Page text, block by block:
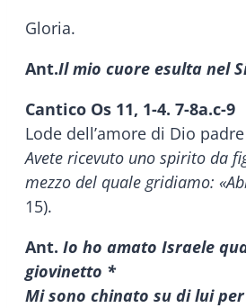
Gloria.
Ant.Il mio cuore esulta nel
Cantico Os 11, 1-4. 7-8a.c-9
Lode dell’amore di Dio padre
Avete ricevuto uno spirito da
mezzo del quale gridiamo:
15).
Ant. Io ho amato Israele
giovinetto *
Mi sono chinato su di lui